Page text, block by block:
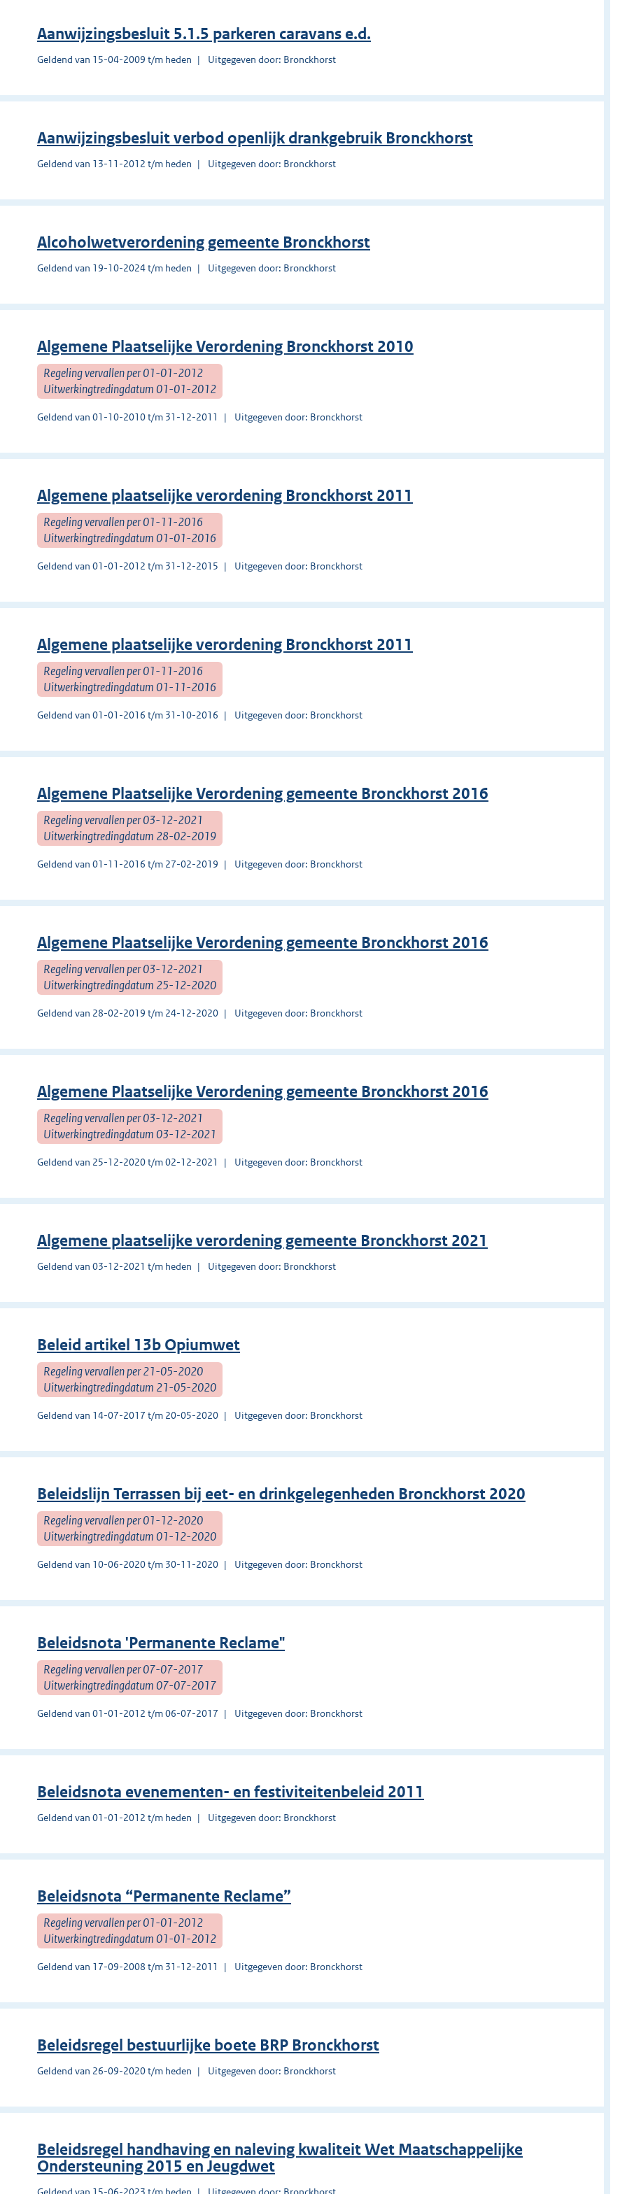
Aanwijzingsbesluit 5.1.5 parkeren caravans e.d.
Geldend van 15-04-2009 t/m heden Uitgegeven door: Bronckhorst
Aanwijzingsbesluit verbod openlijk drankgebruik Bronckhorst
Geldend van 13-11-2012 t/m heden Uitgegeven door: Bronckhorst
Alcoholwetverordening gemeente Bronckhorst
Geldend van 19-10-2024 t/m heden Uitgegeven door: Bronckhorst
Algemene Plaatselijke Verordening Bronckhorst 2010
Regeling vervallen per 01-01-2012
Uitwerkingtredingdatum 01-01-2012
Geldend van 01-10-2010 t/m 31-12-2011 Uitgegeven door: Bronckhorst
Algemene plaatselijke verordening Bronckhorst 2011
Regeling vervallen per 01-11-2016
Uitwerkingtredingdatum 01-01-2016
Geldend van 01-01-2012 t/m 31-12-2015 Uitgegeven door: Bronckhorst
Algemene plaatselijke verordening Bronckhorst 2011
Regeling vervallen per 01-11-2016
Uitwerkingtredingdatum 01-11-2016
Geldend van 01-01-2016 t/m 31-10-2016 Uitgegeven door: Bronckhorst
Algemene Plaatselijke Verordening gemeente Bronckhorst 2016
Regeling vervallen per 03-12-2021
Uitwerkingtredingdatum 28-02-2019
Geldend van 01-11-2016 t/m 27-02-2019 Uitgegeven door: Bronckhorst
Algemene Plaatselijke Verordening gemeente Bronckhorst 2016
Regeling vervallen per 03-12-2021
Uitwerkingtredingdatum 25-12-2020
Geldend van 28-02-2019 t/m 24-12-2020 Uitgegeven door: Bronckhorst
Algemene Plaatselijke Verordening gemeente Bronckhorst 2016
Regeling vervallen per 03-12-2021
Uitwerkingtredingdatum 03-12-2021
Geldend van 25-12-2020 t/m 02-12-2021 Uitgegeven door: Bronckhorst
Algemene plaatselijke verordening gemeente Bronckhorst 2021
Geldend van 03-12-2021 t/m heden Uitgegeven door: Bronckhorst
Beleid artikel 13b Opiumwet
Regeling vervallen per 21-05-2020
Uitwerkingtredingdatum 21-05-2020
Geldend van 14-07-2017 t/m 20-05-2020 Uitgegeven door: Bronckhorst
Beleidslijn Terrassen bij eet- en drinkgelegenheden Bronckhorst 2020
Regeling vervallen per 01-12-2020
Uitwerkingtredingdatum 01-12-2020
Geldend van 10-06-2020 t/m 30-11-2020 Uitgegeven door: Bronckhorst
Beleidsnota 'Permanente Reclame"
Regeling vervallen per 07-07-2017
Uitwerkingtredingdatum 07-07-2017
Geldend van 01-01-2012 t/m 06-07-2017 Uitgegeven door: Bronckhorst
Beleidsnota evenementen- en festiviteitenbeleid 2011
Geldend van 01-01-2012 t/m heden Uitgegeven door: Bronckhorst
Beleidsnota “Permanente Reclame”
Regeling vervallen per 01-01-2012
Uitwerkingtredingdatum 01-01-2012
Geldend van 17-09-2008 t/m 31-12-2011 Uitgegeven door: Bronckhorst
Beleidsregel bestuurlijke boete BRP Bronckhorst
Geldend van 26-09-2020 t/m heden Uitgegeven door: Bronckhorst
Beleidsregel handhaving en naleving kwaliteit Wet Maatschappelijke
Ondersteuning 2015 en Jeugdwet